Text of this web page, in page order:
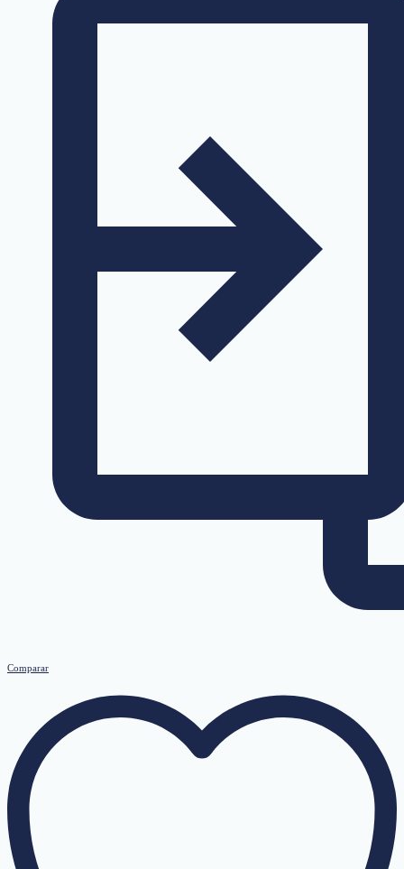
Comparar